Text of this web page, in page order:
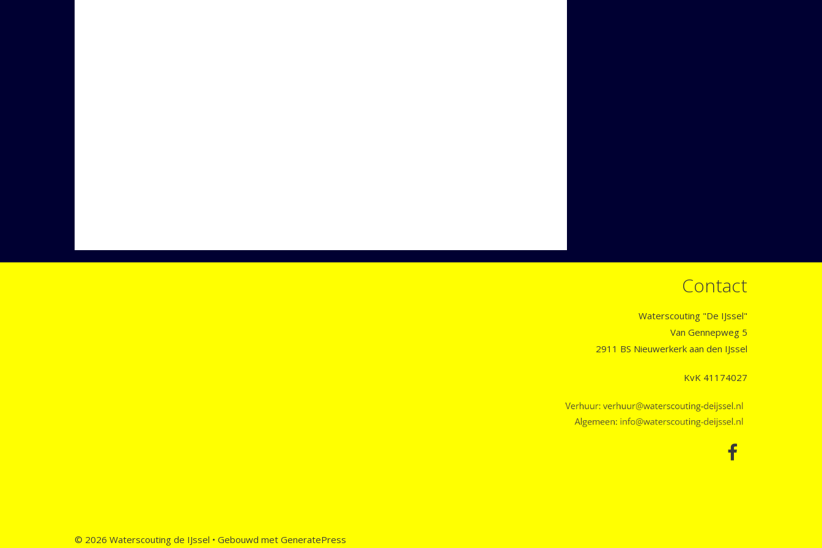
Contact
Waterscouting "De IJssel"
Van Gennepweg 5
2911 BS Nieuwerkerk aan den IJssel
KvK 41174027
© 2026 Waterscouting de IJssel • Gebouwd met GeneratePress